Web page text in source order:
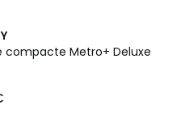
compacte Metro+ Deluxe